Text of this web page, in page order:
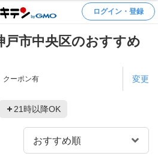
ログイン・登録
戸市中央区のおすすめ
クーポン有 変更
21時以降OK